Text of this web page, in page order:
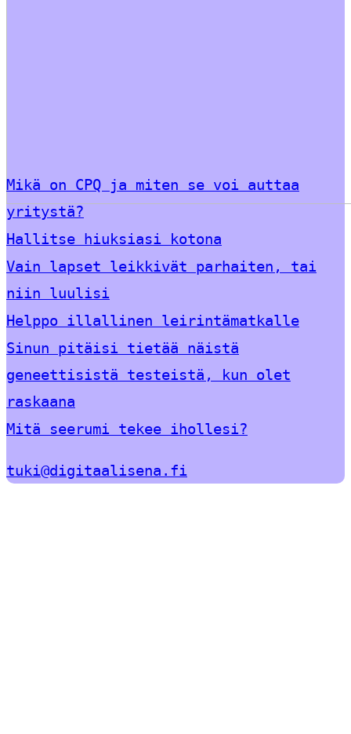
Mikä on CPQ ja miten se voi auttaa
yritystä?
Hallitse hiuksiasi kotona
Vain lapset leikkivät parhaiten, tai
niin luulisi
Helppo illallinen leirintämatkalle
Sinun pitäisi tietää näistä
geneettisistä testeistä, kun olet
raskaana
Mitä seerumi tekee ihollesi?
tuki@digitaalisena.fi